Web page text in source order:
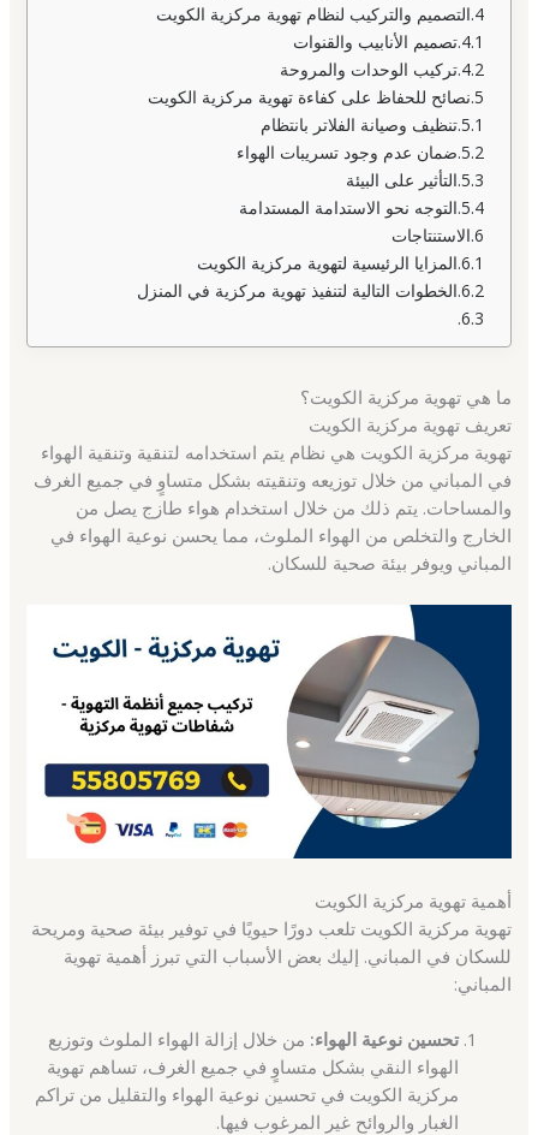
التصميم والتركيب لنظام تهوية مركزية الكويت
تصميم الأنابيب والقنوات
تركيب الوحدات والمروحة
نصائح للحفاظ على كفاءة تهوية مركزية الكويت
تنظيف وصيانة الفلاتر بانتظام
ضمان عدم وجود تسريبات الهواء
التأثير على البيئة
التوجه نحو الاستدامة المستدامة
الاستنتاجات
المزايا الرئيسية لتهوية مركزية الكويت
الخطوات التالية لتنفيذ تهوية مركزية في المنزل
ما هي تهوية مركزية الكويت؟
تعريف تهوية مركزية الكويت
تهوية مركزية الكويت هي نظام يتم استخدامه لتنقية وتنقية الهواء
في المباني من خلال توزيعه وتنقيته بشكل متساوٍ في جميع الغرف
والمساحات. يتم ذلك من خلال استخدام هواء طازج يصل من
الخارج والتخلص من الهواء الملوث، مما يحسن نوعية الهواء في
المباني ويوفر بيئة صحية للسكان.
أهمية تهوية مركزية الكويت
تهوية مركزية الكويت تلعب دورًا حيويًا في توفير بيئة صحية ومريحة
للسكان في المباني. إليك بعض الأسباب التي تبرز أهمية تهوية
المباني:
تحسين نوعية الهواء: من خلال إزالة الهواء الملوث وتوزيع
الهواء النقي بشكل متساوٍ في جميع الغرف، تساهم تهوية
مركزية الكويت في تحسين نوعية الهواء والتقليل من تراكم
الغبار والروائح غير المرغوب فيها.